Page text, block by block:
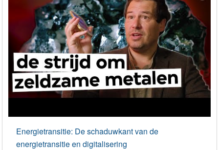
Energietransitie: De schaduwkant van de
energietransitie en digitalisering